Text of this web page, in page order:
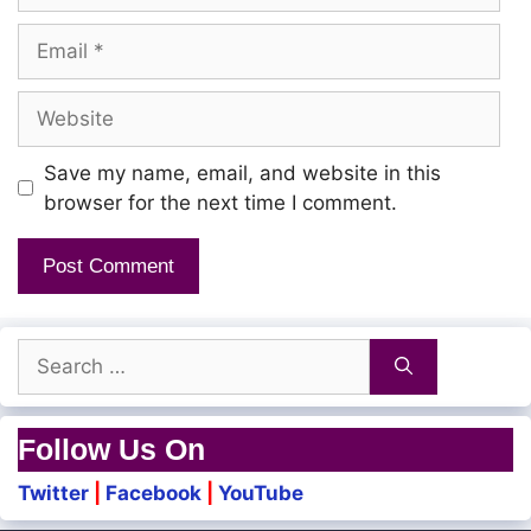
Naam Pesum Kathal Keete!
Aagayam Vandhu
Niavugal Kottum Neram!
Saaral Thoovum Siru Mazhai Polae
Thoori Vandhai Nee Enakkulle!
Dhyaanam Tharum Monam Polae
Thazuvi Kondai Kaadhalinaale
Save my name, email, and website in this
browser for the next time I comment.
for:
Follow Us On
Twitter Facebook YouTube